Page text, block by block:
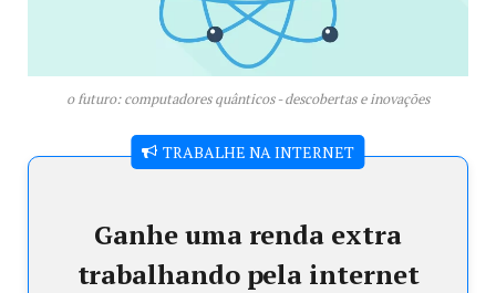
o futuro: computadores quânticos - descobertas e inovações
TRABALHE NA INTERNET
Ganhe uma renda extra
trabalhando pela internet